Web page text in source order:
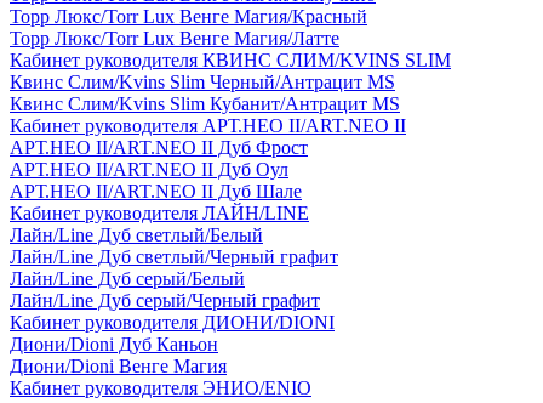
Торр Люкс/Torr Lux Венге Магия/Красный
Торр Люкс/Torr Lux Венге Магия/Латте
Кабинет руководителя КВИНС СЛИМ/KVINS SLIM
Квинс Слим/Kvins Slim Черный/Антрацит MS
Квинс Слим/Kvins Slim Кубанит/Антрацит MS
Кабинет руководителя АРТ.НЕО II/ART.NEO II
АРТ.НЕО II/ART.NEO II Дуб Фрост
АРТ.НЕО II/ART.NEO II Дуб Оул
АРТ.НЕО II/ART.NEO II Дуб Шале
Кабинет руководителя ЛАЙН/LINE
Лайн/Line Дуб светлый/Белый
Лайн/Line Дуб светлый/Черный графит
Лайн/Line Дуб серый/Белый
Лайн/Line Дуб серый/Черный графит
Кабинет руководителя ДИОНИ/DIONI
Диони/Dioni Дуб Каньон
Диони/Dioni Венге Магия
Кабинет руководителя ЭНИО/ENIO